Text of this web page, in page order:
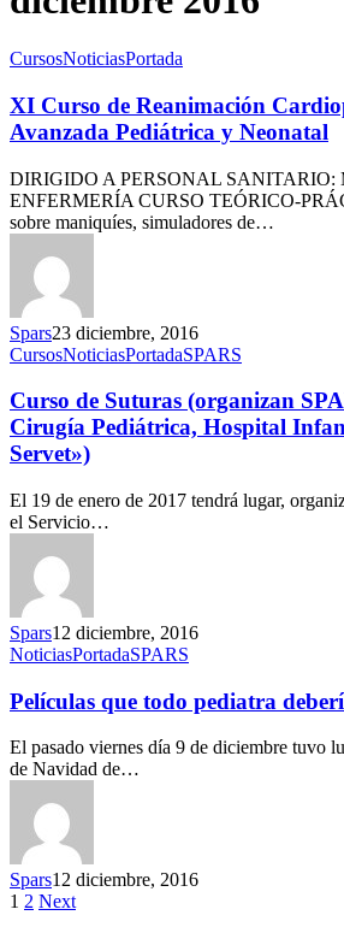
CursosNoticiasPortada
XI Curso de Reanimación
Avanzada Pediátrica y Neonatal
DIRIGIDO A PERSONAL SANITARIO:
ENFERMERÍA CURSO TEÓRICO-
sobre maniquíes, simuladores de…
Spars23 diciembre, 2016
CursosNoticiasPortadaSPARS
Curso de Suturas (organizan
Cirugía Pediátrica, Hospital
Servet»)
El 19 de enero de 2017 tendrá lugar,
el Servicio…
Spars12 diciembre, 2016
NoticiasPortadaSPARS
Películas que todo pediatra
El pasado viernes día 9 de diciembre tuvo
de Navidad de…
Spars12 diciembre, 2016
1 2 Next